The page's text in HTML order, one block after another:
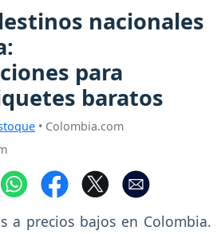
nacionales
para
baratos
• Colombia.com